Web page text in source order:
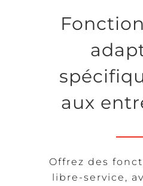
aux
Offrez des
libre-service,